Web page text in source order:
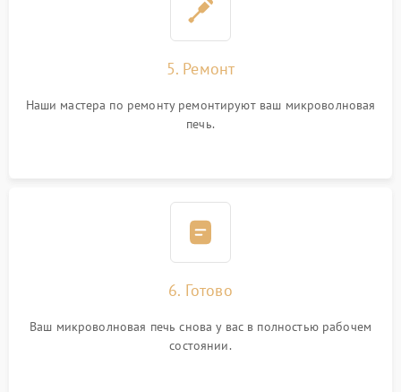
5. Ремонт
Наши мастера по ремонту ремонтируют ваш микроволновая
печь.
6. Готово
Ваш микроволновая печь снова у вас в полностью рабочем
состоянии.